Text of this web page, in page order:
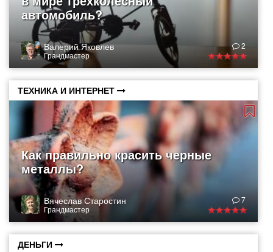
автомобиль?
Валерий Яковлев
Грандмастер
2
ТЕХНИКА И ИНТЕРНЕТ
Как правильно красить черные
металлы?
Вячеслав Старостин
Грандмастер
7
ДЕНЬГИ